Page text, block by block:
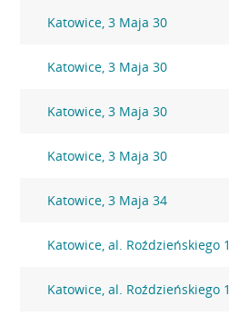
Katowice, 3 Maja 30
Katowice, 3 Maja 30
Katowice, 3 Maja 30
Katowice, 3 Maja 30
Katowice, 3 Maja 34
Katowice, al. Roździeńskiego 1
Katowice, al. Roździeńskiego 1